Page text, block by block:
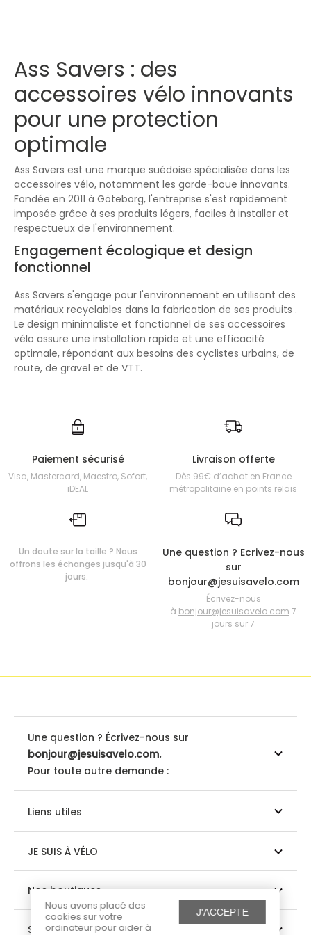
J'ACCEPTE
Nous avons placé des
cookies sur votre
ordinateur pour aider à
Ass Savers : des
accessoires vélo innovants
pour une protection
optimale
Ass Savers est une marque suédoise spécialisée dans les
accessoires vélo, notamment les garde-boue innovants.
Fondée en 2011 à Göteborg, l'entreprise s'est rapidement
imposée grâce à ses produits légers, faciles à installer et
respectueux de l'environnement.
Engagement écologique et design
fonctionnel
Ass Savers s'engage pour l'environnement en utilisant des
matériaux recyclables dans la fabrication de ses produits .
Le design minimaliste et fonctionnel de ses accessoires
vélo assure une installation rapide et une efficacité
optimale, répondant aux besoins des cyclistes urbains, de
route, de gravel et de VTT.
Paiement sécurisé
Visa, Mastercard, Maestro, Sofort,
iDEAL
Livraison offerte
Dès 99€ d’achat en France
métropolitaine en points relais
Un doute sur la taille ? Nous
offrons les échanges jusqu'à 30
jours.
Une question ? Ecrivez-nous
sur
bonjour@jesuisavelo.com
Écrivez-nous
à bonjour@jesuisavelo.com 7
jours sur 7
Une question ? Écrivez-nous sur
bonjour@jesuisavelo.com.
Pour toute autre demande :
Liens utiles
JE SUIS À VÉLO
Nos boutiques
Suivez-nous